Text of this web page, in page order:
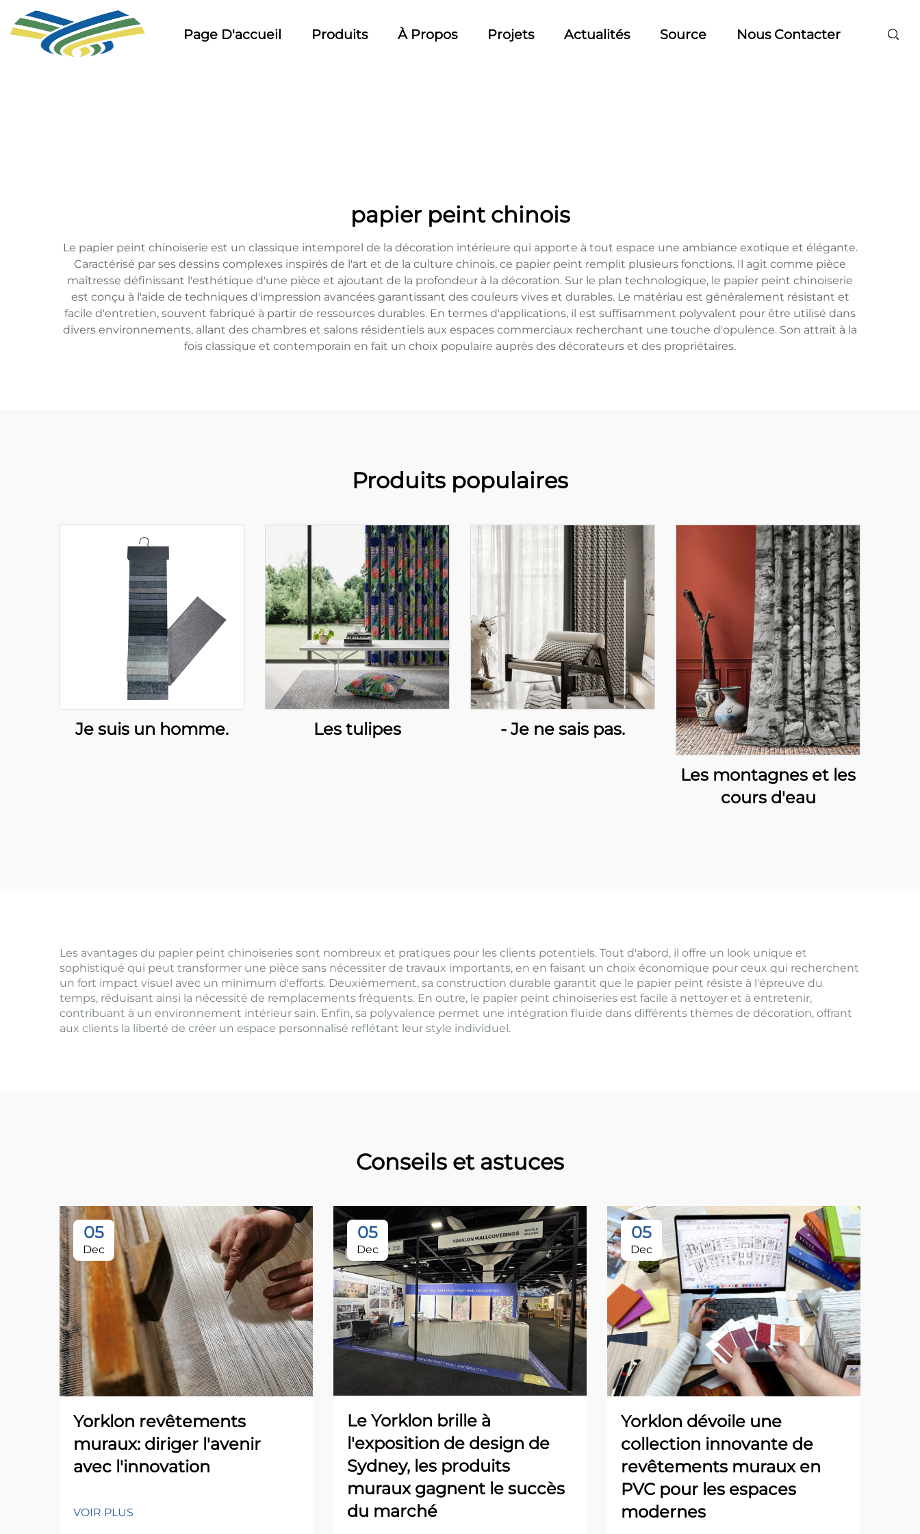
Page D'accueil Produits À Propos Projets Actualités Source Nous Contacter
papier peint chinois
Le papier peint chinoiserie est un classique intemporel de la décoration intérieure qui apporte à tout espace une ambiance exotique et élégante.
Caractérisé par ses dessins complexes inspirés de l'art et de la culture chinois, ce papier peint remplit plusieurs fonctions. Il agit comme pièce
maîtresse définissant l'esthétique d'une pièce et ajoutant de la profondeur à la décoration. Sur le plan technologique, le papier peint chinoiserie
est conçu à l'aide de techniques d'impression avancées garantissant des couleurs vives et durables. Le matériau est généralement résistant et
facile d'entretien, souvent fabriqué à partir de ressources durables. En termes d'applications, il est suffisamment polyvalent pour être utilisé dans
divers environnements, allant des chambres et salons résidentiels aux espaces commerciaux recherchant une touche d'opulence. Son attrait à la
fois classique et contemporain en fait un choix populaire auprès des décorateurs et des propriétaires.
Produits populaires
Je suis un homme. Les tulipes - Je ne sais pas.
Les montagnes et les
cours d'eau
Les avantages du papier peint chinoiseries sont nombreux et pratiques pour les clients potentiels. Tout d'abord, il offre un look unique et
sophistiqué qui peut transformer une pièce sans nécessiter de travaux importants, en en faisant un choix économique pour ceux qui recherchent
un fort impact visuel avec un minimum d'efforts. Deuxièmement, sa construction durable garantit que le papier peint résiste à l'épreuve du
temps, réduisant ainsi la nécessité de remplacements fréquents. En outre, le papier peint chinoiseries est facile à nettoyer et à entretenir,
contribuant à un environnement intérieur sain. Enfin, sa polyvalence permet une intégration fluide dans différents thèmes de décoration, offrant
aux clients la liberté de créer un espace personnalisé reflétant leur style individuel.
Conseils et astuces
05
Dec
Yorklon revêtements
muraux: diriger l'avenir
avec l'innovation
VOIR PLUS
05
Dec
Le Yorklon brille à
l'exposition de design de
Sydney, les produits
muraux gagnent le succès
du marché
05
Dec
Yorklon dévoile une
collection innovante de
revêtements muraux en
PVC pour les espaces
modernes